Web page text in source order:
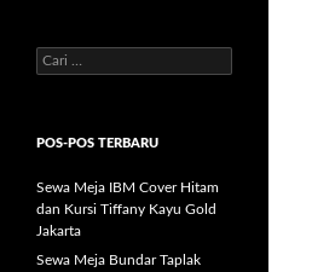
C
a
u
t
u
k
:
POS-POS TERBARU
Sewa Meja IBM Cover Hitam
dan Kursi Tiffany Kayu Gold
Jakarta
Sewa Meja Bundar Taplak